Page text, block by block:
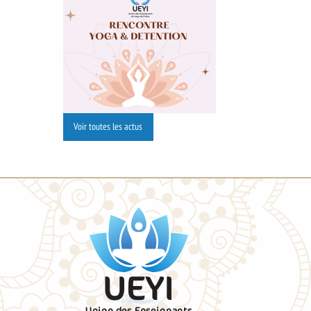
Voir toutes les actus
UEYI